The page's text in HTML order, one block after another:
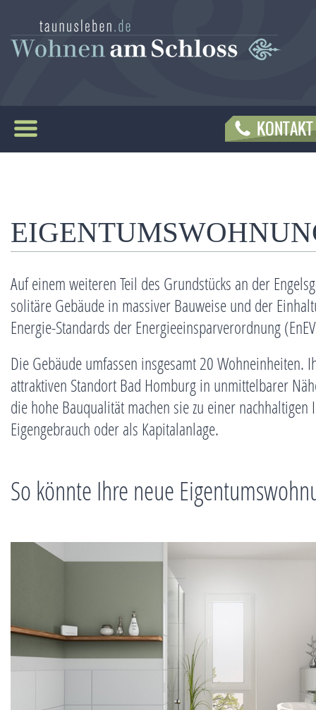
SERVICE-EIGENTUMSWOHNUNGEN
EIGENTUMSWOHNUNGEN
PROJEKTÜBERSICHT
ANSICHTEN
PROJEKTPARTNER
Auf einem weiteren Teil des Grundstücks an der
solitäre Gebäude in massiver Bauweise und der
Energie-Standards der Energieeinsparverordnung
Die Gebäude umfassen insgesamt 20 Wohneinheiten.
attraktiven Standort Bad Homburg in unmittelbarer
die hohe Bauqualität machen sie zu einer
Eigengebrauch oder als Kapitalanlage.
So könnte Ihre neue